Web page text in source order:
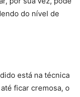
do nível de
está na técnica
ficar cremosa, o